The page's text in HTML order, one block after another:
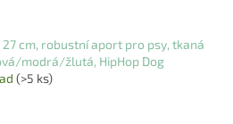
cm, robustní aport pro psy, tkaná
modrá/žlutá, HipHop Dog
(>5 ks)